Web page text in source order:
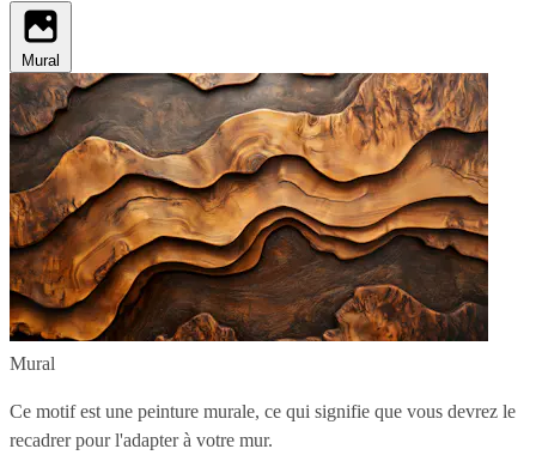
Mural
Mural
Ce motif est une peinture murale, ce qui signifie que vous devrez le
recadrer pour l'adapter à votre mur.